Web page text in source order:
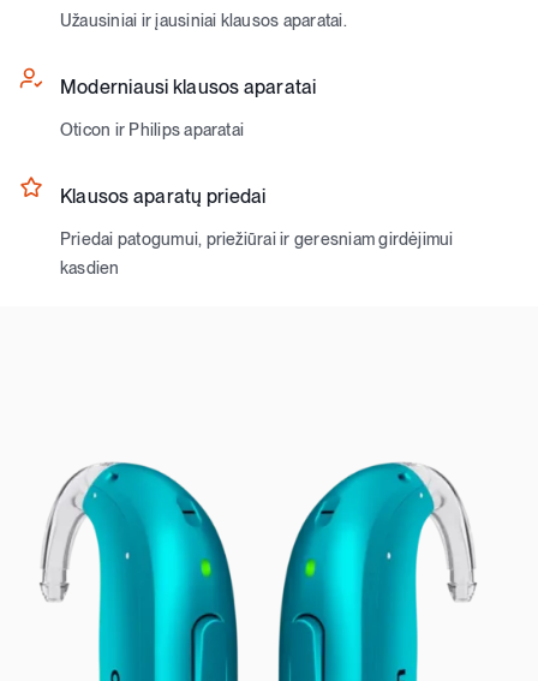
Užausiniai ir įausiniai klausos aparatai.
Moderniausi klausos aparatai
Oticon ir Philips aparatai
Klausos aparatų priedai
Priedai patogumui, priežiūrai ir geresniam girdėjimui
kasdien